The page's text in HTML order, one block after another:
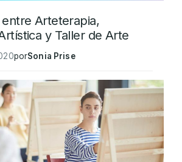
entre Arteterapia,
y Taller de Arte
porSonia Prise